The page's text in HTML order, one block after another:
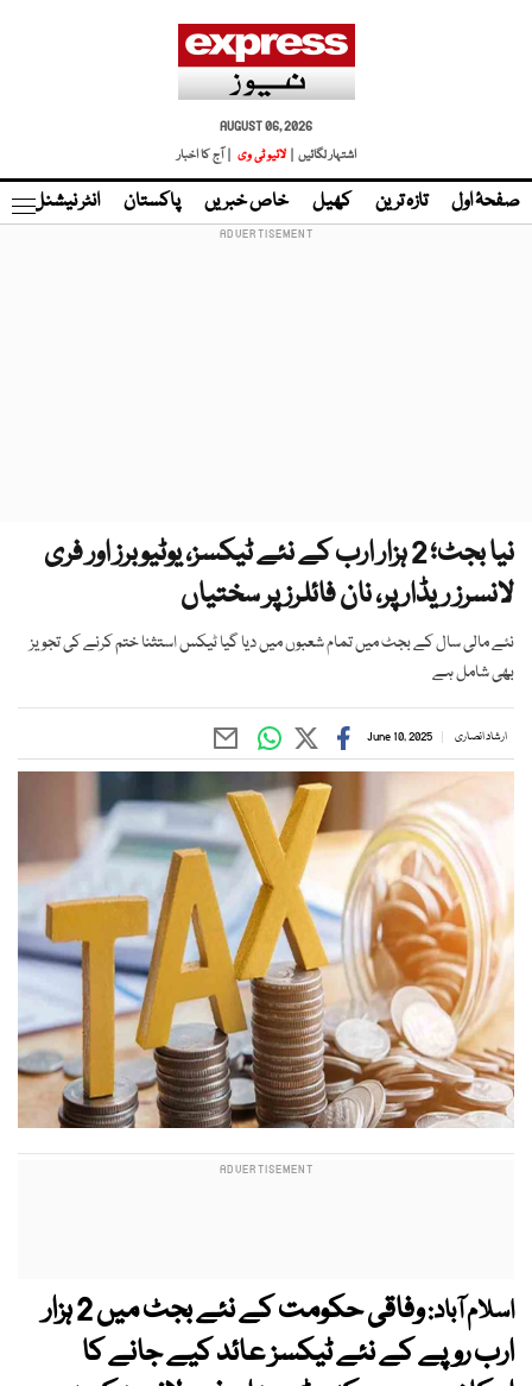
AUGUST 06, 2026
اشتہار لگائیں |
لائیو ٹی وی | آج کا اخبار
صفحۂ اول تازہ ترین کھیل خاص خبریں پاکستان انٹر نیشنل
نیا بجٹ؛ 2 ہزار ارب کے نئے ٹیکسز، یوٹیوبرز اور فری
لانسرز ریڈار پر، نان فائلرز پر سختیاں
نئے مالی سال کے بجٹ میں تمام شعبوں میں دیا گیا ٹیکس استثنا ختم کرنے کی تجویز
بھی شامل ہے
ارشاد انصاری June 10, 2025
اسلام آباد:
وفاقی حکومت کے نئے بجٹ میں 2 ہزار
ارب روپے کے نئے ٹیکسز عائد کیے جانے کا